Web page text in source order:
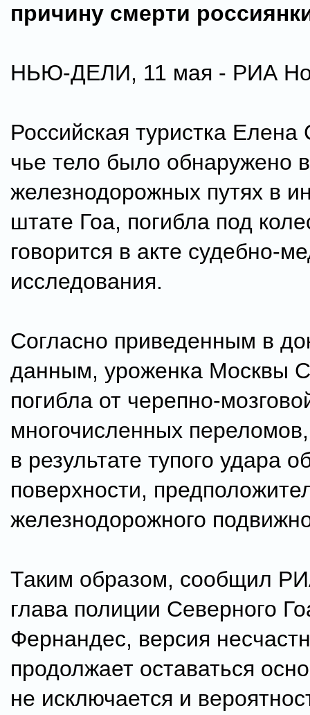
причину смерти
НЬЮ-ДЕЛИ, 11 мая - РИА
Российская туристка Елена
чье тело было обнаружено
железнодорожных путях в
штате Гоа, погибла под
говорится в акте судебно-
исследования.
Согласно приведенным в
данным, уроженка Москвы
погибла от черепно-
многочисленных
в результате тупого удара
поверхности,
железнодорожного
Таким образом, сообщил
глава полиции Северного
Фернандес, версия
продолжает оставаться
не исключается и